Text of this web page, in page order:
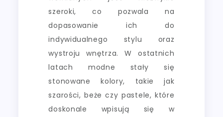
szeroki, co pozwala na
dopasowanie ich do
indywidualnego stylu oraz
wystroju wnętrza. W ostatnich
latach modne stały się
stonowane kolory, takie jak
szarości, beże czy pastele, które
doskonale wpisują się w